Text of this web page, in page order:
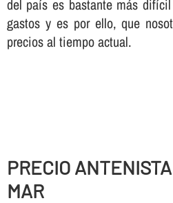
del paí­s es bastante más
gastos y es por ello, que
precios al tiempo actual.
PRECIO
MAR